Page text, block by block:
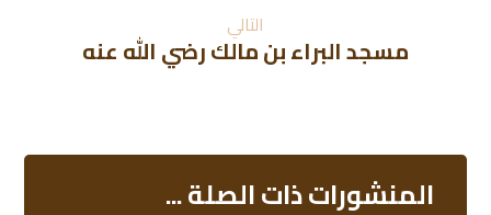
التالي
مسجد البراء بن مالك رضي الله عنه
المنشورات ذات الصلة ...